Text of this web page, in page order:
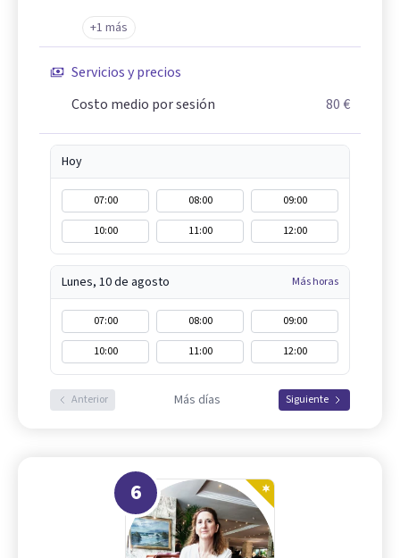
+1 más
Servicios y precios
Costo medio por sesión
80 €
Hoy
07:00 08:00
09:00
10:00
11:00 12:00
Lunes, 10 de agosto Más horas
07:00 08:00
09:00
10:00
11:00 12:00
Anterior Más días Siguiente
6